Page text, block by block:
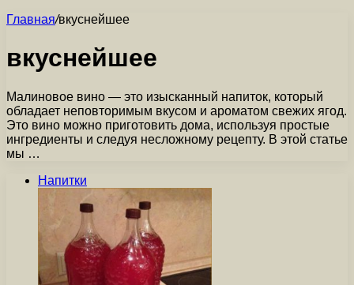
Главная/вкуснейшее
вкуснейшее
Малиновое вино — это изысканный напиток, который
обладает неповторимым вкусом и ароматом свежих ягод.
Это вино можно приготовить дома, используя простые
ингредиенты и следуя несложному рецепту. В этой статье
мы …
Напитки